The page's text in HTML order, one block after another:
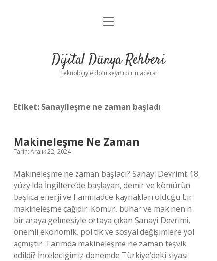
Anasayfa
Yasal Uyarı
menüyü
Dijital Dünya Rehberi
Teknolojiyle dolu keyifli bir macera!
Etiket: Sanayileşme ne zaman başladı
Makineleşme Ne Zaman
Tarih: Aralık 22, 2024
Makineleşme ne zaman başladı? Sanayi Devrimi; 18.
yüzyılda İngiltere’de başlayan, demir ve kömürün
başlıca enerji ve hammadde kaynakları olduğu bir
makineleşme çağıdır. Kömür, buhar ve makinenin
bir araya gelmesiyle ortaya çıkan Sanayi Devrimi,
önemli ekonomik, politik ve sosyal değişimlere yol
açmıştır. Tarımda makineleşme ne zaman teşvik
edildi? İncelediğimiz dönemde Türkiye’deki siyasi